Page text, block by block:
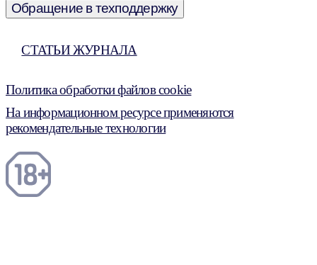
Обращение в техподдержку
СТАТЬИ ЖУРНАЛА
Политика обработки файлов cookie
На информационном ресурсе применяются
рекомендательные технологии